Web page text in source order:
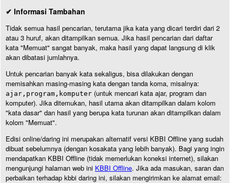
✔ Informasi Tambahan
Tidak semua hasil pencarian, terutama jika kata yang dicari terdiri dari 2
atau 3 huruf, akan ditampilkan semua. Jika hasil pencarian dari daftar
kata "Memuat" sangat banyak, maka hasil yang dapat langsung di klik
akan dibatasi jumlahnya.
Untuk pencarian banyak kata sekaligus, bisa dilakukan dengan
memisahkan masing-masing kata dengan tanda koma, misalnya:
ajar,program,komputer (untuk mencari kata ajar, program dan
komputer). Jika ditemukan, hasil utama akan ditampilkan dalam kolom
"kata dasar" dan hasil yang berupa kata turunan akan ditampilkan dalam
kolom "Memuat".
Edisi online/daring ini merupakan alternatif versi KBBI Offline yang sudah
dibuat sebelumnya (dengan kosakata yang lebih banyak). Bagi yang ingin
mendapatkan KBBI Offline (tidak memerlukan koneksi internet), silakan
mengunjungi halaman web ini KBBI Offline. Jika ada masukan, saran dan
perbaikan terhadap kbbi daring ini, silakan mengirimkan ke alamat email: